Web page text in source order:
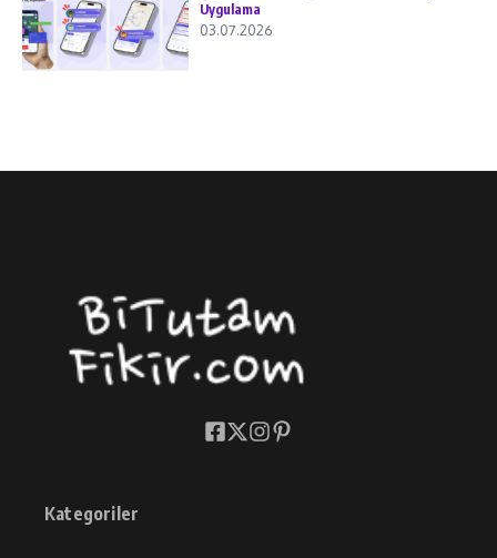
Uygulama
03.07.2026
Kategoriler